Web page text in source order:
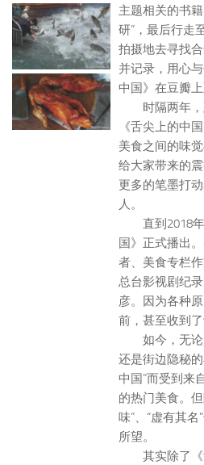
主题相关的书
研”，最后行走
拍摄地去寻找
并记录，用心
中国》在豆瓣
时隔两年
《舌尖上的中
美食之间的味
给大家带来的
更多的笔墨打
人。
直到2018
国》正式播出
者、美食专栏
总台影视剧纪
彦。因为各种
前，甚至收到了
如今，无
还是街边隐秘
中国”而受到来
的热门美食。
味”、“虚有其
所望。
其实除了